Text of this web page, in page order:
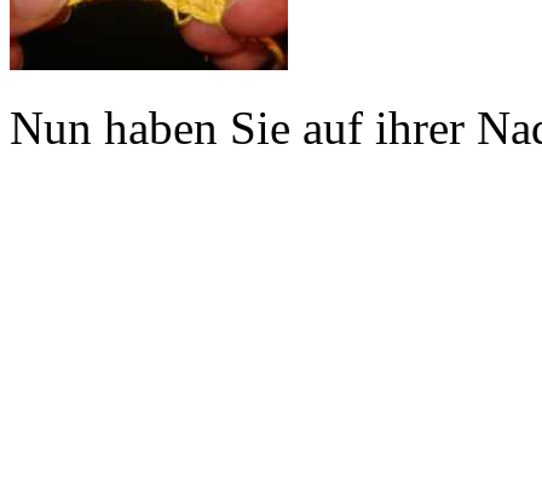
Nun haben Sie auf ihrer